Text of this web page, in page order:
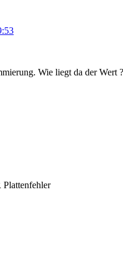
Wie liegt da der Wert
Plattenfehler